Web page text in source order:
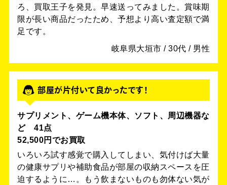
ろ、買取王子を発見。早速送ってみました。賞味期
限が長い商品だったため、予想より高い査定額で満
足です。
岐阜県大垣市 / 30代 / 男性
部屋が片付いて良かったです！
サプリメント、ゲーム機本体、ソフト、周辺機器な
ど 41点
52,500円でお買取
いろいろ試す感覚で購入してしまい、気付けば大量
の健康サプリや補助食品が部屋の収納スペースを圧
迫するように…。もう飲まないものも勿体ない気が